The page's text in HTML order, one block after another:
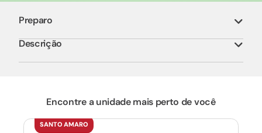
Preparo
Descrição
Encontre a unidade mais perto de você
SANTO AMARO